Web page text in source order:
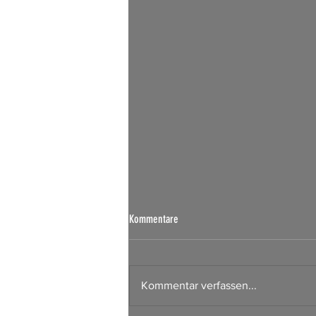
Börsen Radar 07.08.2026
Kommentare
Kommentar verfassen...